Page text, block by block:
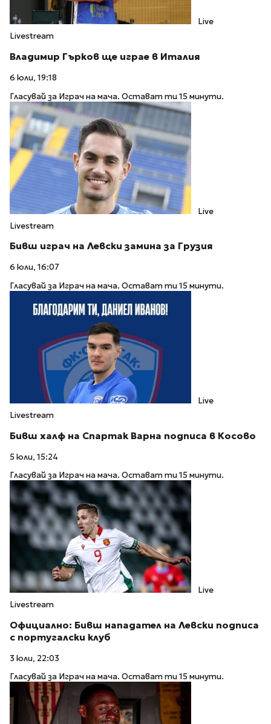
Live
Livestream
Владимир Гърков ще играе в Италия
6 юли, 19:18
Гласувай за Играч на мача. Остават ти 15 минути.
Live
Livestream
Бивш играч на Левски замина за Грузия
6 юли, 16:07
Гласувай за Играч на мача. Остават ти 15 минути.
Live
Livestream
Бивш халф на Спартак Варна подписа в Косово
5 юли, 15:24
Гласувай за Играч на мача. Остават ти 15 минути.
Live
Livestream
Официално: Бивш нападател на Левски подписа
с португалски клуб
3 юли, 22:03
Гласувай за Играч на мача. Остават ти 15 минути.